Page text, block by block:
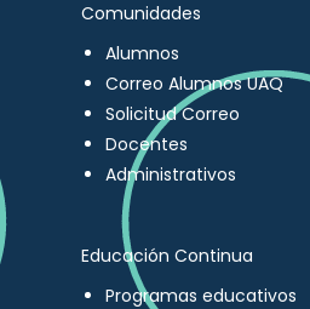
Comunidades
Alumnos
Correo Alumnos UAQ
Solicitud Correo
Docentes
Administrativos
Educación Continua
Programas educativos